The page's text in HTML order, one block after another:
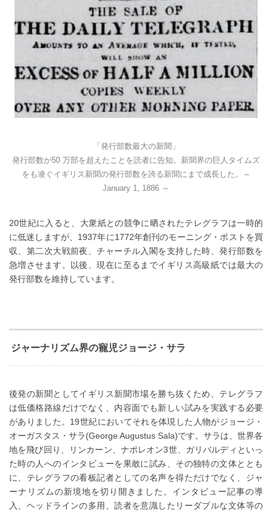
「発行部数最大の新聞」
発行部数が50 万部を超えたことを読者に告知。新聞界の巨人タイムズ
をも凌ぐイギリス新聞の発行部数を誇る新聞に まで成長した。～
January 1, 1886 ～
20世紀に入ると、大衆紙との競争に晒されたテレグラフは一時的
に低迷しますが、1937年に1772年創刊のモーニング・ポストを買
収、第二次大戦前夜、チャーチル入閣を支持した時、発行部数を
急増させます。以後、現在に至るまでイギリス高級紙では最大の
発行部数を維持しています。
ジャーナリズム界の寵児ジョージ・サラ
後発の新聞としてイギリス新聞市場を勝ち抜くため、テレグラフ
は低価格路線だけでなく、内容面でも新しい試みを実践する必要
がありました。19世紀においてそれを体現した人物がジョージ・
オーガスタス・サラ(George Augustus Sala)です。サラは、世界各
地を飛び回り、リンカーン、ナポレオン3世、ガリバルディといっ
た時の人へのインタビューを果敢に試み、その独特の文体ととも
に、テレグラフの看板記者としての名声を得ただけでなく、ジャ
ーナリズムの新境地を切り開きました。インタビュー記事の導
入、ヘッドラインの多用、読者を意識したリーダブルな文体等の